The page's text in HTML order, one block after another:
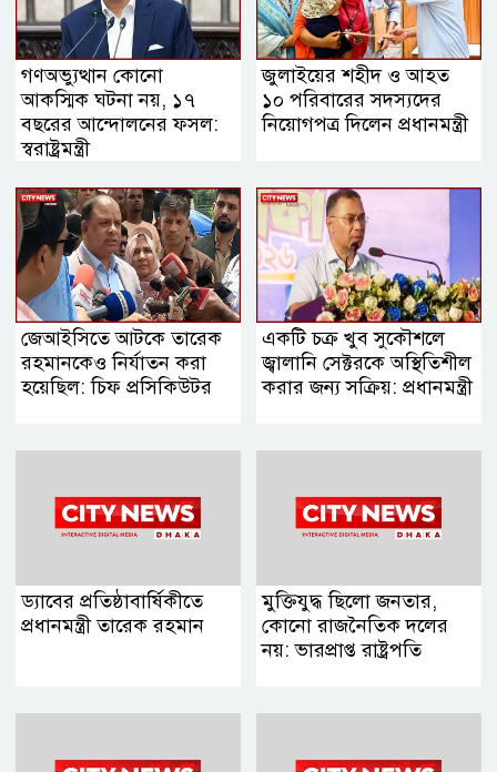
গণঅভ্যুত্থান কোনো
আকস্মিক ঘটনা নয়, ১৭
বছরের আন্দোলনের ফসল:
স্বরাষ্ট্রমন্ত্রী
জুলাইয়ের শহীদ ও আহত
১০ পরিবারের সদস্যদের
নিয়োগপত্র দিলেন প্রধানমন্ত্রী
জেআইসিতে আটকে তারেক
রহমানকেও নির্যাতন করা
হয়েছিল: চিফ প্রসিকিউটর
একটি চক্র খুব সুকৌশলে
জ্বালানি সেক্টরকে অস্থিতিশীল
করার জন্য সক্রিয়: প্রধানমন্ত্রী
ড্যাবের প্রতিষ্ঠাবার্ষিকীতে
প্রধানমন্ত্রী তারেক রহমান
মুক্তিযুদ্ধ ছিলো জনতার,
কোনো রাজনৈতিক দলের
নয়: ভারপ্রাপ্ত রাষ্ট্রপতি